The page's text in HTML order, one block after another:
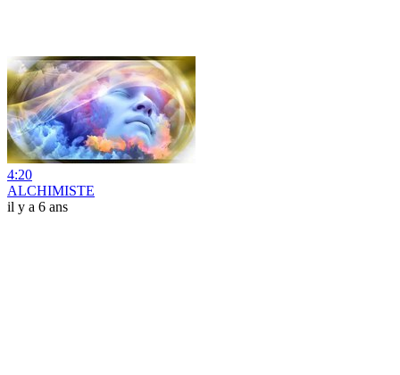
4:20
ALCHIMISTE
il y a 6 ans